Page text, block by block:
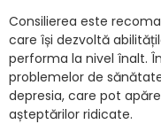
Consilierea este
care își dezvoltă
performa la nivel înalt.
problemelor de
depresia, care pot
așteptărilor ridicate.